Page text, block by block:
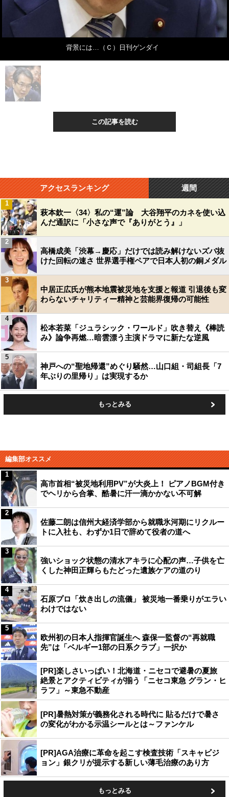
背景には…（Ｃ）日刊ゲンダイ
この記事を読む
アクセスランキング 週間
萩本欽一〈34〉私の“運”論 大谷翔平のカネを使い込
んだ通訳に「小さな声で『ありがとう』」
1
高橋成美「渋幕→慶応」だけでは読み解けないズバ抜
けた回転の速さ 世界選手権ペアで日本人初の銅メダル
2
中居正広氏が熊本地震被災地を支援と報道 引退後も変
わらないチャリティー精神と芸能界復帰の可能性
3
松本若菜「ジュラシック・ワールド」吹き替え《棒読
み》論争再燃…暗雲漂う主演ドラマに新たな逆風
4
神戸への“聖地帰還”めぐり騒然…山口組・司組長「7
年ぶりの里帰り」は実現するか
5
もっとみる
編集部オススメ
高市首相“被災地利用PV”が大炎上！ ピアノBGM付き
でヘリから合掌、酷暑に汗一滴かかない不可解
1
佐藤二朗は信州大経済学部から就職氷河期にリクルー
トに入社も、わずか1日で辞めて役者の道へ
2
強いショック状態の清水アキラに心配の声…子供を亡
くした神田正輝らもたどった遺族ケアの道のり
3
石原プロ「炊き出しの流儀」 被災地一番乗りがエラい
わけではない
4
欧州初の日本人指揮官誕生へ 森保一監督の“再就職
先”は「ベルギー1部の日系クラブ」一択か
5
[PR]楽しさいっぱい！北海道・ニセコで避暑の夏旅
絶景とアクティビティが揃う「ニセコ東急 グラン・ヒ
ラフ」～東急不動産
[PR]暑熱対策が義務化される時代に 貼るだけで暑さ
の変化がわかる示温シールとは～ファンケル
[PR]AGA治療に革命を起こす検査技術「スキャビジ
ョン」銀クリが提示する新しい薄毛治療のあり方
もっとみる